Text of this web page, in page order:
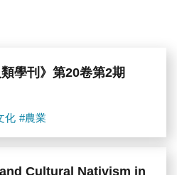
學刊》第20卷第2期
化 #農業
Cultural Nativism in